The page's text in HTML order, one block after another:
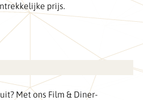
prijs.
Met ons Film & Diner-